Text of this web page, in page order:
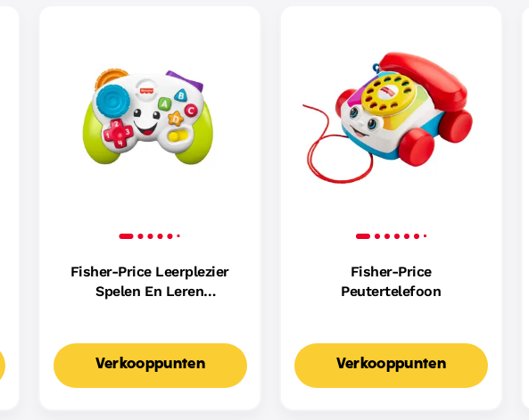
Fisher-Price Leerplezier
Spelen En Leren
Lichtjes, Meertalige Versie
Verkooppunten
Fisher-Price
Peutertelefoon
Verkooppunten